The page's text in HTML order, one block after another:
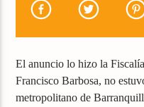
El anuncio lo hizo la
Francisco Barbosa, no
metropolitano de